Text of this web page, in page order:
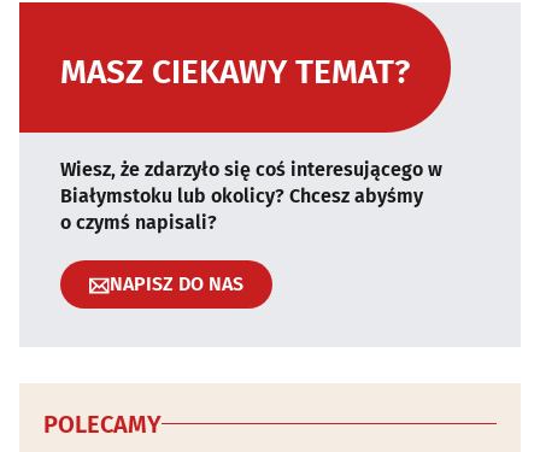
MASZ CIEKAWY TEMAT?
Wiesz, że zdarzyło się coś interesującego w
Białymstoku lub okolicy? Chcesz abyśmy
o czymś napisali?
NAPISZ DO NAS
POLECAMY